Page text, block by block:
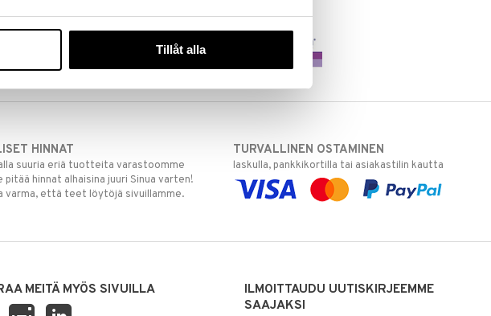
Tillåt alla
HINNAT
suuria eriä tuotteita varastoomme
pitää hinnat alhaisina juuri Sinua varten!
varma, että teet löytöjä sivuillamme.
TURVALLINEN OSTAMINEN
laskulla, pankkikortilla tai asiakastilin kautta
MEITÄ MYÖS SIVUILLA
ILMOITTAUDU UUTISKIRJEEMME
SAAJAKSI